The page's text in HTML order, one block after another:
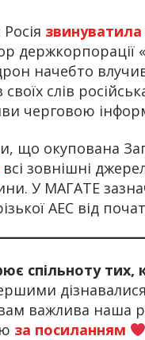
звинуватила
держкорпорації
начебто
своїх слів
черговою
що окупована
всі зовнішні
У МАГАТЕ
АЕС від
спільноту
вам важлива
за посиланням